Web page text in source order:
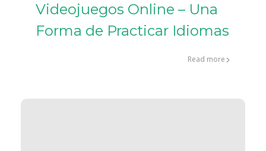
Videojuegos Online – Una
Forma de Practicar Idiomas
Read more